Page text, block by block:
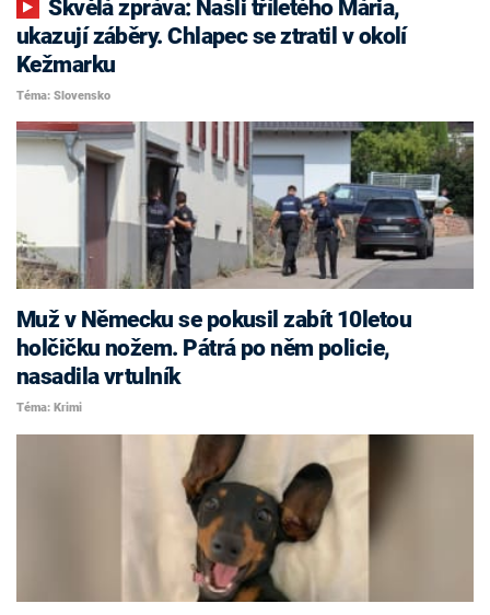
Skvělá zpráva: Našli tříletého Mária,
ukazují záběry. Chlapec se ztratil v okolí
Kežmarku
Téma: Slovensko
Muž v Německu se pokusil zabít 10letou
holčičku nožem. Pátrá po něm policie,
nasadila vrtulník
Téma: Krimi